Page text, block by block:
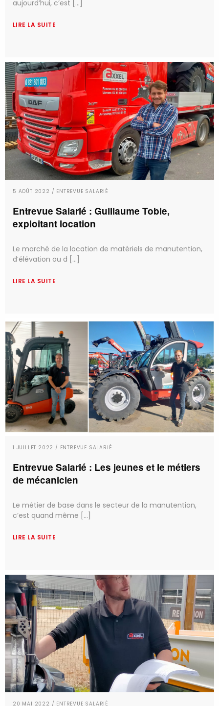
aujourd’hui, c’est [...]
LIRE LA SUITE
5 AOÛT 2022 / ENTREVUE SALARIÉ
Entrevue Salarié : Guillaume Tobie,
exploitant location
Le marché de la location de matériels de manutention,
d’élévation ou d [...]
LIRE LA SUITE
1 JUILLET 2022 / ENTREVUE SALARIÉ
Entrevue Salarié : Les jeunes et le métiers
de mécanicien
Le métier de base dans le secteur de la manutention,
c’est quand même [...]
LIRE LA SUITE
20 MAI 2022 / ENTREVUE SALARIÉ